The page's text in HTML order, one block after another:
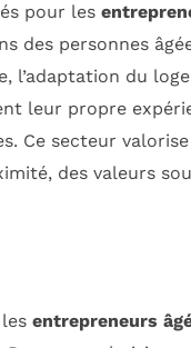
pour les
des personnes
l’adaptation du
leur propre
Ce secteur valorise
des valeurs
entrepreneurs